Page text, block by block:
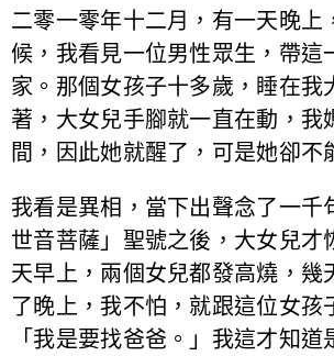
二零一零年十二月，有一天晚上
候，我看見一位男性眾生，帶這
家。那個女孩子十多歲，睡在我
著，大女兒手腳就一直在動，我
間，因此她就醒了，可是她卻不
我看是異相，當下出聲念了一千
世音菩薩」聖號之後，大女兒才
天早上，兩個女兒都發高燒，幾
了晚上，我不怕，就跟這位女孩
「我是要找爸爸。」我這才知道